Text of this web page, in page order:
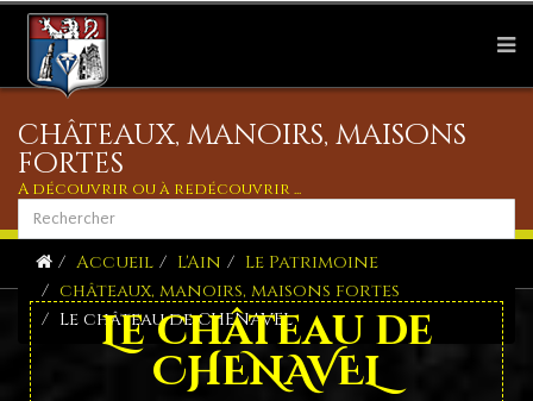
châteaux, manoirs, maisons
fortes
A découvrir ou à redécouvrir ...
Accueil L'Ain
Le Patrimoine
châteaux, manoirs, maisons fortes
Le château de CHENAVEL
Le château de
CHENAVEL